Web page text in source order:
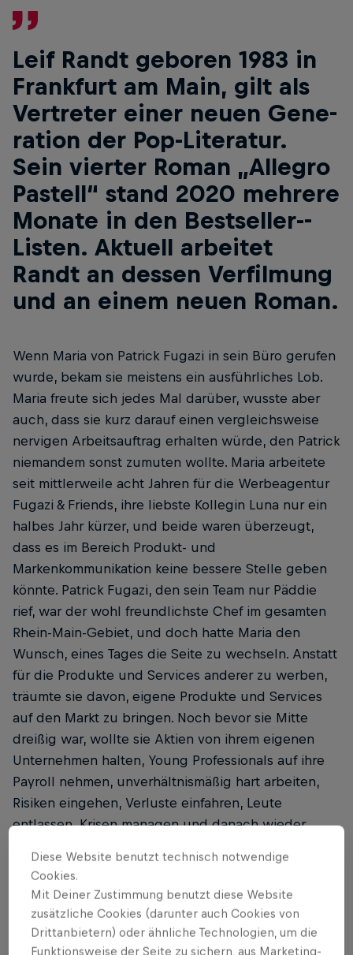
Leif Randt geboren 1983 in
Frankfurt am Main, gilt als
Vertreter einer neuen ­Gene­
ration der ­Pop-­Literatur.
Sein vierter Roman ­„Allegro
Pastell“ stand 2020 mehrere
Monate in den Bestseller-­
Listen. Aktuell arbeitet
Randt an dessen ­Verfilmung
und an einem neuen Roman.
Wenn Maria von Patrick Fugazi in sein Büro gerufen
wurde, bekam sie meistens ein ausführliches Lob.
Maria freute sich jedes Mal dar­über, wusste aber
auch, dass sie kurz darauf einen vergleichsweise
nervigen Arbeitsauftrag erhalten würde, den Patrick
niemandem sonst zumuten wollte. Maria arbeitete
seit mittlerweile acht Jahren für die Werbeagentur
Fugazi & Friends, ihre liebste Kollegin Luna nur ein
halbes Jahr kürzer, und beide waren überzeugt,
dass es im Bereich Produkt- und
Markenkommunikation keine bessere Stelle geben
könnte. Patrick Fugazi, den sein Team nur Päddie
rief, war der wohl freundlichste Chef im gesamten
Rhein-Main-Gebiet, und doch hatte Maria den
Wunsch, eines Tages die Seite zu wechseln. Anstatt
für die Produkte und Services anderer zu werben,
träumte sie davon, eigene Produkte und Services
auf den Markt zu bringen. Noch bevor sie Mitte
dreißig war, wollte sie ­Aktien von ihrem eigenen
Unternehmen halten, Young Professionals auf ihre
Payroll nehmen, unverhältnismäßig hart arbeiten,
Risiken eingehen, Ver­luste einfahren, Leute
entlassen, Krisen managen und danach wieder
selbst von Werbeagenturen vollkommen unnötige,
geschmäcklerische Korrekturen verlangen.
„Count me in“, hatte ihre liebste Kollegin Luna an
einem der After-Work-Pop-up-Tresen in der
Diese Website benutzt technisch notwendige
Cookies.
Mit Deiner Zustimmung benutzt diese Website
zusätzliche Cookies (darunter auch Cookies von
Drittanbietern) oder ähnliche Technologien, um die
Funktionsweise der Seite zu sichern, aus Marketing-